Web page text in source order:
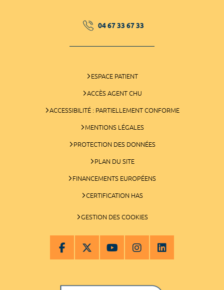
04 67 33 67 33
ESPACE PATIENT
ACCÈS AGENT CHU
ACCESSIBILITÉ : PARTIELLEMENT CONFORME
MENTIONS LÉGALES
PROTECTION DES DONNÉES
PLAN DU SITE
FINANCEMENTS EUROPÉENS
CERTIFICATION HAS
GESTION DES COOKIES